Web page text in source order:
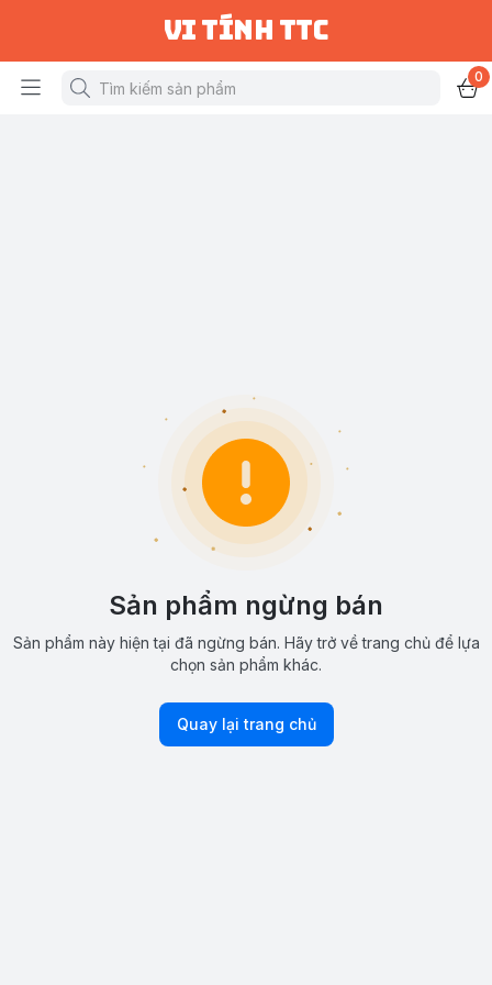
vi tính ttc
0
Sản phẩm ngừng bán
Sản phẩm này hiện tại đã ngừng bán. Hãy trở về trang chủ để lựa
chọn sản phẩm khác.
Quay lại trang chủ